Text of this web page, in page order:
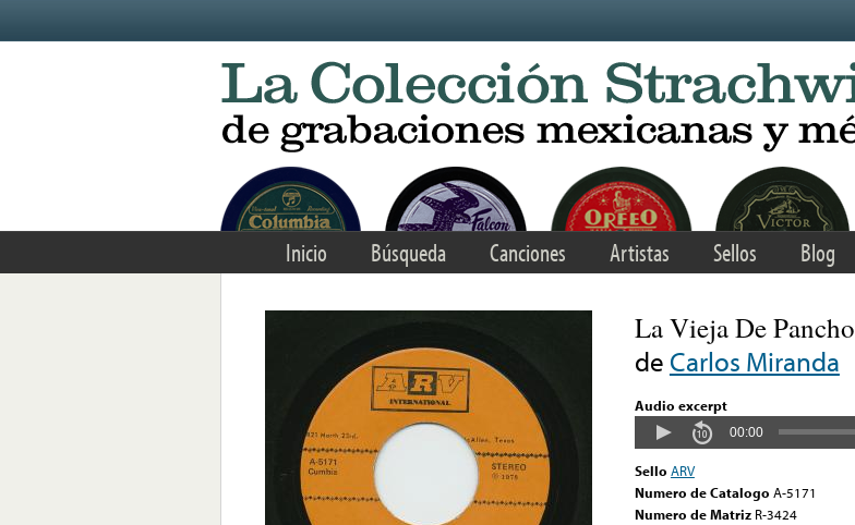
Inicio Búsqueda Canciones Artistas Sellos Blog
La Vieja De Pancho
de Carlos Miranda
Audio excerpt
00:00
Sello ARV
Numero de Catalogo A-5171
Numero de Matriz R-3424